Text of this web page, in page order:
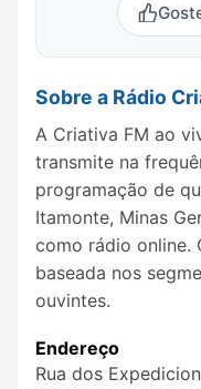
Sobre a Rádio
A Criativa FM ao
transmite na
programação de
Itamonte, Minas
como rádio online.
baseada nos
ouvintes.
Endereço
Rua dos